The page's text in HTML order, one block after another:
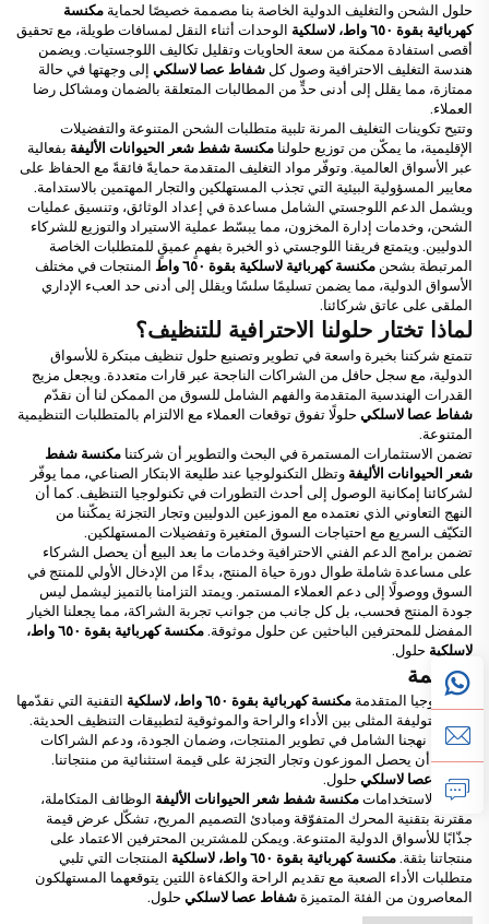
حلول الشحن والتغليف الدولية الخاصة بنا مصممة خصيصًا لحماية مكنسة
كهربائية بقوة ٦٥٠ واط، لاسلكية
الوحدات أثناء النقل لمسافات طويلة، مع تحقيق
أقصى استفادة ممكنة من سعة الحاويات وتقليل تكاليف اللوجستيات. ويضمن
هندسة التغليف الاحترافية وصول كل شفاط عصا لاسلكي إلى وجهتها في حالة
ممتازة، مما يقلل إلى أدنى حدٍّ من المطالبات المتعلقة بالضمان ومشاكل رضا
العملاء.
وتتيح تكوينات التغليف المرنة تلبية متطلبات الشحن المتنوعة والتفضيلات
الإقليمية، ما يمكّن من توزيع حلولنا مكنسة شفط شعر الحيوانات الأليفة بفعالية
عبر الأسواق العالمية. وتوفّر مواد التغليف المتقدمة حمايةً فائقةً مع الحفاظ على
معايير المسؤولية البيئية التي تجذب المستهلكين والتجار المهتمين بالاستدامة.
ويشمل الدعم اللوجستي الشامل مساعدة في إعداد الوثائق، وتنسيق عمليات
الشحن، وخدمات إدارة المخزون، مما يبسّط عملية الاستيراد والتوزيع للشركاء
الدوليين. ويتمتع فريقنا اللوجستي ذو الخبرة بفهمٍ عميقٍ للمتطلبات الخاصة
المرتبطة بشحن مكنسة كهربائية لاسلكية بقوة ٦٥٠ واط
المنتجات في مختلف
الأسواق الدولية، مما يضمن تسليمًا سلسًا ويقلل إلى أدنى حد العبء الإداري
الملقى على عاتق شركائنا.
لماذا تختار حلولنا الاحترافية للتنظيف؟
تتمتع شركتنا بخبرة واسعة في تطوير وتصنيع حلول تنظيف مبتكرة للأسواق
الدولية، مع سجل حافل من الشراكات الناجحة عبر قارات متعددة. ويجعل مزيج
القدرات الهندسية المتقدمة والفهم الشامل للسوق من الممكن لنا أن نقدّم
شفاط عصا لاسلكي حلولًا تفوق توقعات العملاء مع الالتزام بالمتطلبات التنظيمية
المتنوعة.
تضمن الاستثمارات المستمرة في البحث والتطوير أن شركتنا مكنسة شفط
شعر الحيوانات الأليفة وتظل التكنولوجيا عند طليعة الابتكار الصناعي، مما يوفّر
لشركائنا إمكانية الوصول إلى أحدث التطورات في تكنولوجيا التنظيف. كما أن
النهج التعاوني الذي نعتمده مع الموزعين الدوليين وتجار التجزئة يمكّننا من
التكيّف السريع مع احتياجات السوق المتغيرة وتفضيلات المستهلكين.
تضمن برامج الدعم الفني الاحترافية وخدمات ما بعد البيع أن يحصل الشركاء
على مساعدة شاملة طوال دورة حياة المنتج، بدءًا من الإدخال الأولي للمنتج في
السوق ووصولًا إلى دعم العملاء المستمر. ويمتد التزامنا بالتميز ليشمل ليس
جودة المنتج فحسب، بل كل جانب من جوانب تجربة الشراكة، مما يجعلنا الخيار
المفضل للمحترفين الباحثين عن حلول موثوقة.
مكنسة كهربائية بقوة ٦٥٠ واط،
لاسلكية حلول.
الخاتمة
التكنولوجيا المتقدمة مكنسة كهربائية بقوة ٦٥٠ واط، لاسلكية
التقنية التي نقدّمها
تمثّل التوليفة المثلى بين الأداء والراحة والموثوقية لتطبيقات التنظيف الحديثة.
ويضمن نهجنا الشامل في تطوير المنتجات، وضمان الجودة، ودعم الشراكات
الدولية أن يحصل الموزعون وتجار التجزئة على قيمة استثنائية من منتجاتنا.
شفاط عصا لاسلكي حلول.
متعدد الاستخداماتمكنسة شفط شعر الحيوانات الأليفة الوظائف المتكاملة،
مقترنة بتقنية المحرك المتفوّقة ومبادئ التصميم المريح، تشكّل عرض قيمة
جذّابًا للأسواق الدولية المتنوعة. ويمكن للمشترين المحترفين الاعتماد على
منتجاتنا بثقة.مكنسة كهربائية بقوة ٦٥٠ واط، لاسلكية
المنتجات التي تلبي
متطلبات الأداء الصعبة مع تقديم الراحة والكفاءة اللتين يتوقعهما المستهلكون
المعاصرون من الفئة المتميزة شفاط عصا لاسلكي حلول.